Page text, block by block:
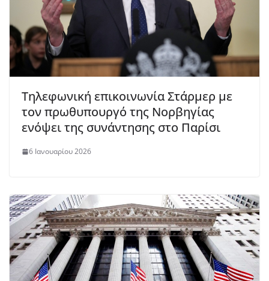
Τηλεφωνική επικοινωνία Στάρμερ με
τον πρωθυπουργό της Νορβηγίας
ενόψει της συνάντησης στο Παρίσι
6 Ιανουαρίου 2026